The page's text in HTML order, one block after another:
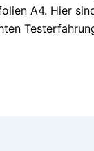
A4. Hier